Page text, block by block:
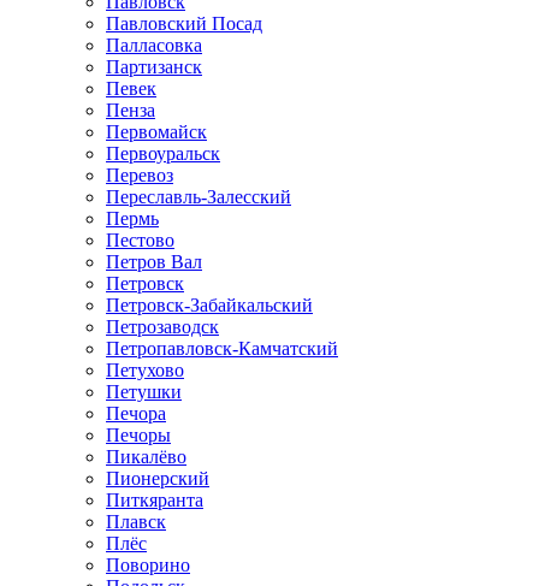
Павловский Посад
Палласовка
Партизанск
Певек
Пенза
Первомайск
Первоуральск
Перевоз
Переславль-Залесский
Пермь
Пестово
Петров Вал
Петровск
Петровск-Забайкальский
Петрозаводск
Петропавловск-Камчатский
Петухово
Петушки
Печора
Печоры
Пикалёво
Пионерский
Питкяранта
Плавск
Плёс
Поворино